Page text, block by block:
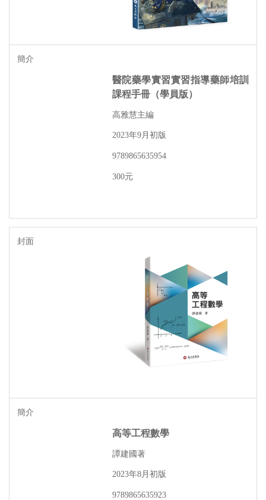
醫院藥學實習實習指導藥師培訓
課程手冊（學員版）
高雅慧主編
2023年9 月初版
9789865635954
300元
高等工程數學
譚建國著
2023年8 月初版
9789865635923